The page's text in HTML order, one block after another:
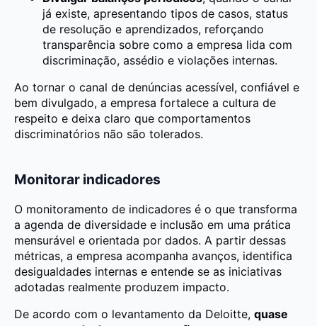
já existe, apresentando tipos de casos, status
de resolução e aprendizados, reforçando
transparência sobre como a empresa lida com
discriminação, assédio e violações internas.
Ao tornar o canal de denúncias acessível, confiável e
bem divulgado, a empresa fortalece a cultura de
respeito e deixa claro que comportamentos
discriminatórios não são tolerados.
Monitorar indicadores
O monitoramento de indicadores é o que transforma
a agenda de diversidade e inclusão em uma prática
mensurável e orientada por dados. A partir dessas
métricas, a empresa acompanha avanços, identifica
desigualdades internas e entende se as iniciativas
adotadas realmente produzem impacto.
De acordo com o levantamento da Deloitte, quase